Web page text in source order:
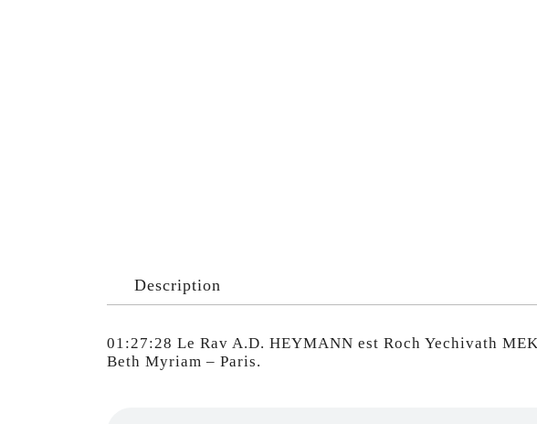
Description
01:27:28 Le Rav A.D. HEYMANN est Roch Yechivath
Beth Myriam – Paris.